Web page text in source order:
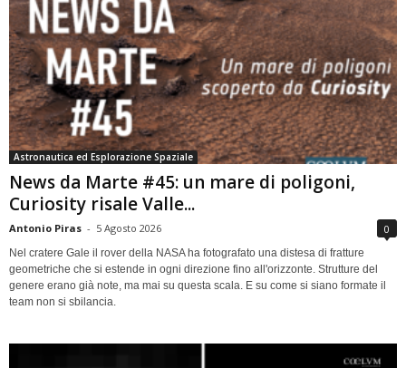
Astronautica ed Esplorazione Spaziale
News da Marte #45: un mare di poligoni,
Curiosity risale Valle...
Antonio Piras - 5 Agosto 2026 0
Nel cratere Gale il rover della NASA ha fotografato una distesa di fratture
geometriche che si estende in ogni direzione fino all'orizzonte. Strutture del
genere erano già note, ma mai su questa scala. E su come si siano formate il
team non si sbilancia.